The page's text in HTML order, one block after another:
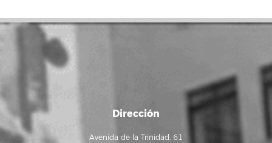
Dirección
Avenida de la Trinidad, 61